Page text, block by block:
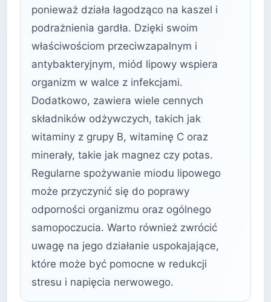
ponieważ działa łagodząco na kaszel i
podrażnienia gardła. Dzięki swoim
właściwościom przeciwzapalnym i
antybakteryjnym, miód lipowy wspiera
organizm w walce z infekcjami.
Dodatkowo, zawiera wiele cennych
składników odżywczych, takich jak
witaminy z grupy B, witaminę C oraz
minerały, takie jak magnez czy potas.
Regularne spożywanie miodu lipowego
może przyczynić się do poprawy
odporności organizmu oraz ogólnego
samopoczucia. Warto również zwrócić
uwagę na jego działanie uspokajające,
które może być pomocne w redukcji
stresu i napięcia nerwowego.